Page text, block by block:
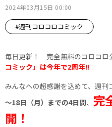
2024年03月15日 00:00
#週刊コロコロコミック
毎日更新！ 完全無料のコロコロ
コミック」は今年で2周年!!
みんなへの超感謝を込めて、週刊
～18日（月）までの4日間、 完
開！